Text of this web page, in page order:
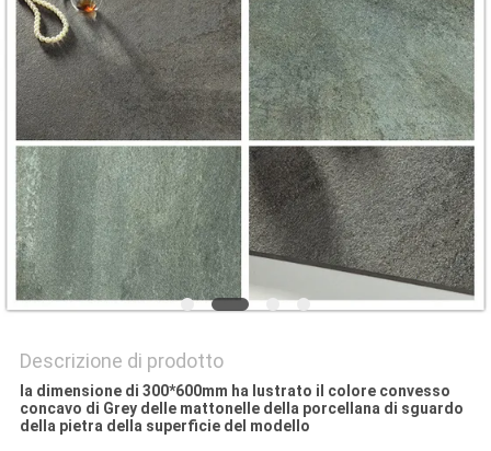
Descrizione di prodotto
la dimensione di 300*600mm ha lustrato il colore convesso
concavo di Grey delle mattonelle della porcellana di sguardo
della pietra della superficie del modello